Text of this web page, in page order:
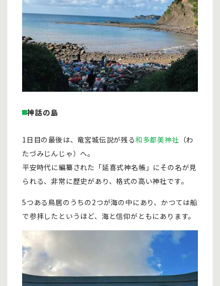
神話の島
1日目の最後は、竜宮城伝説が残る和多都美神社 （わ
たづみじんじゃ）へ。
平安時代に編纂された「延喜式神名帳」にその名が見
られる、非常に歴史があり、格式の高い神社です。
5つある鳥居のうちの2つが海の中にあり、かつては船
で参拝したというほど、海と信仰がともにあります。